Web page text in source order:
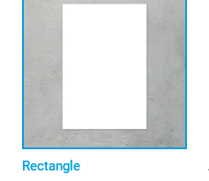
Rectangle